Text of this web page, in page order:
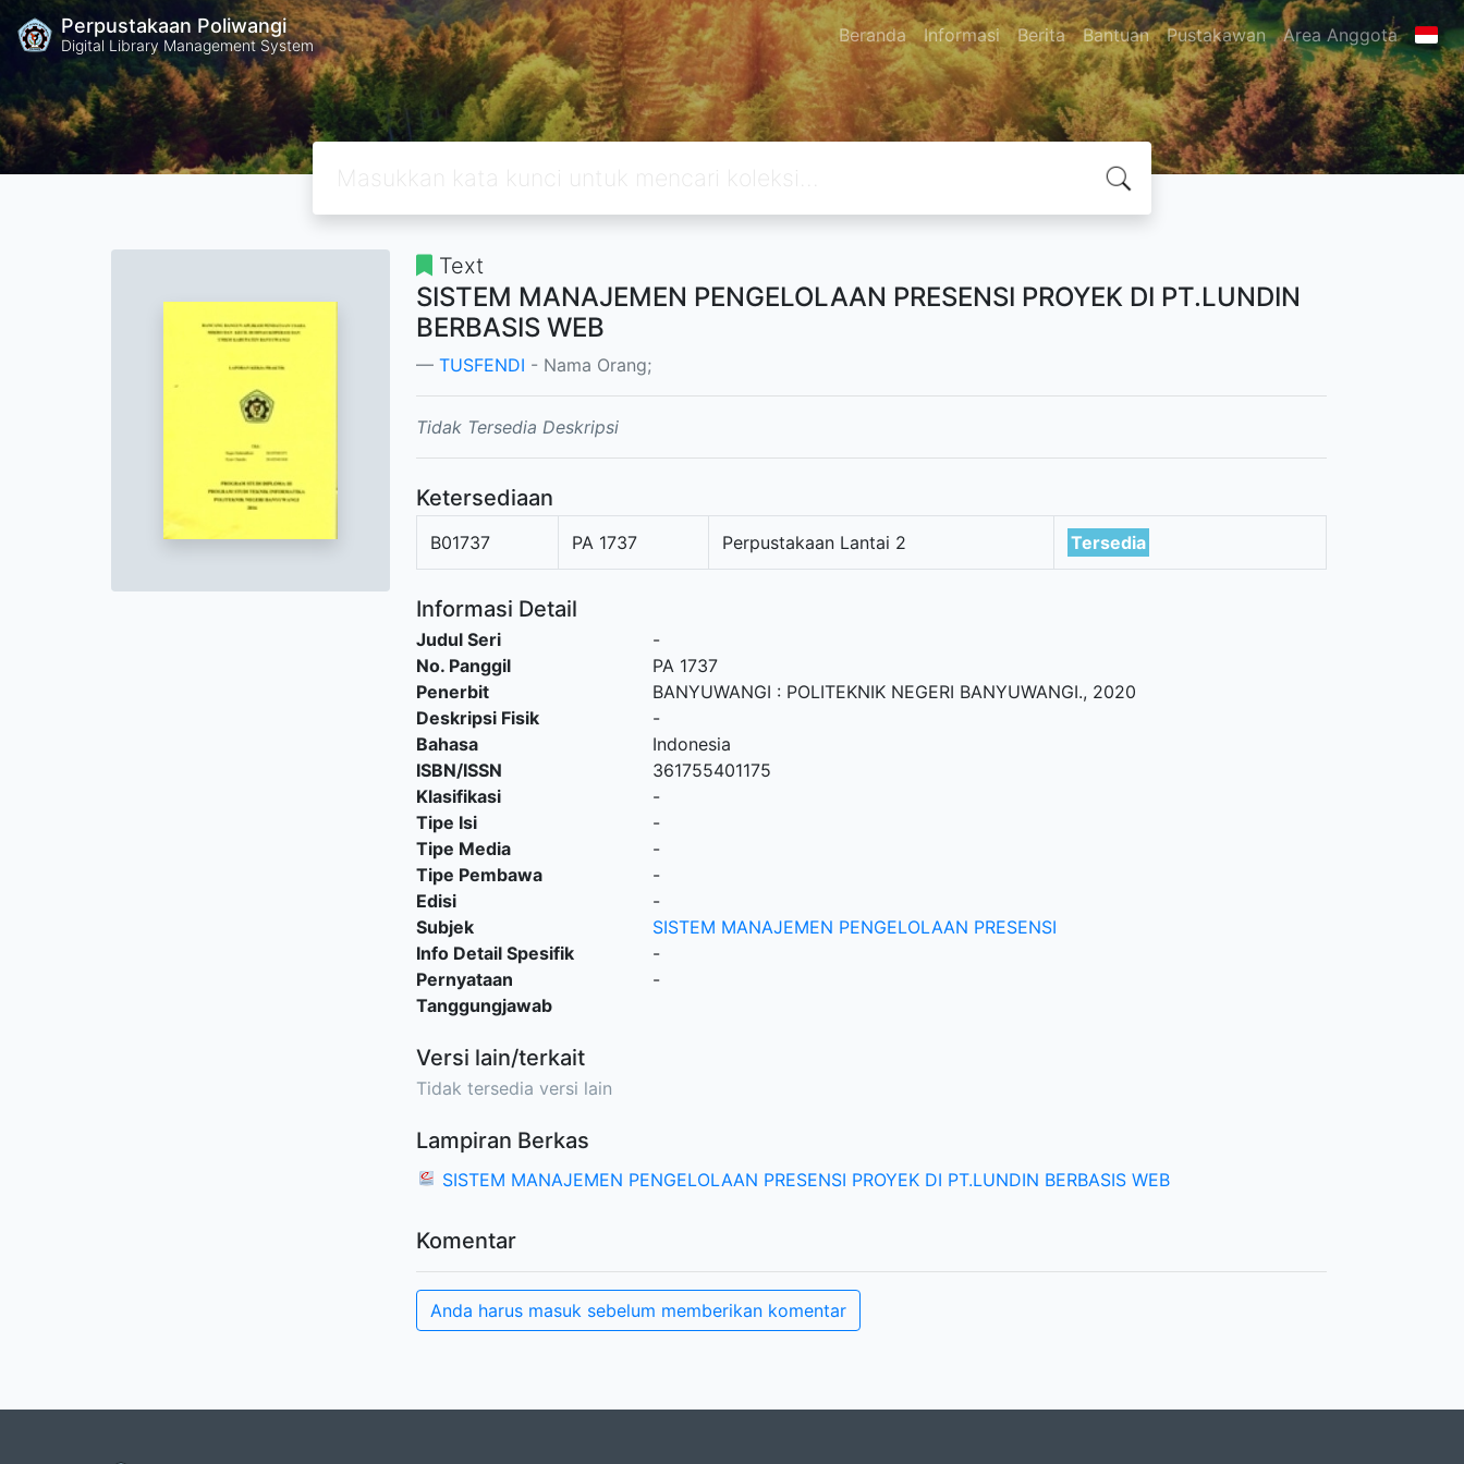
Perpustakaan Poliwangi
Digital Library Management System Beranda Informasi Berita Bantuan Pustakawan Area Anggota
Text
SISTEM MANAJEMEN PENGELOLAAN PRESENSI PROYEK DI PT.LUNDIN
BERBASIS WEB
TUSFENDI - Nama Orang;
Tidak Tersedia Deskripsi
Ketersediaan
B01737 PA 1737 Perpustakaan Lantai 2 Tersedia
Informasi Detail
Judul Seri
-
No. Panggil
PA 1737
Penerbit
BANYUWANGI : POLITEKNIK NEGERI BANYUWANGI., 2020
Deskripsi Fisik
-
Bahasa
Indonesia
ISBN/ISSN
361755401175
Klasifikasi
-
Tipe Isi
-
Tipe Media
-
Tipe Pembawa
-
Edisi
-
Subjek
SISTEM MANAJEMEN PENGELOLAAN PRESENSI
Info Detail Spesifik
-
Pernyataan
Tanggungjawab
-
Versi lain/terkait
Tidak tersedia versi lain
Lampiran Berkas
SISTEM MANAJEMEN PENGELOLAAN PRESENSI PROYEK DI PT.LUNDIN BERBASIS WEB
Komentar
Anda harus masuk sebelum memberikan komentar